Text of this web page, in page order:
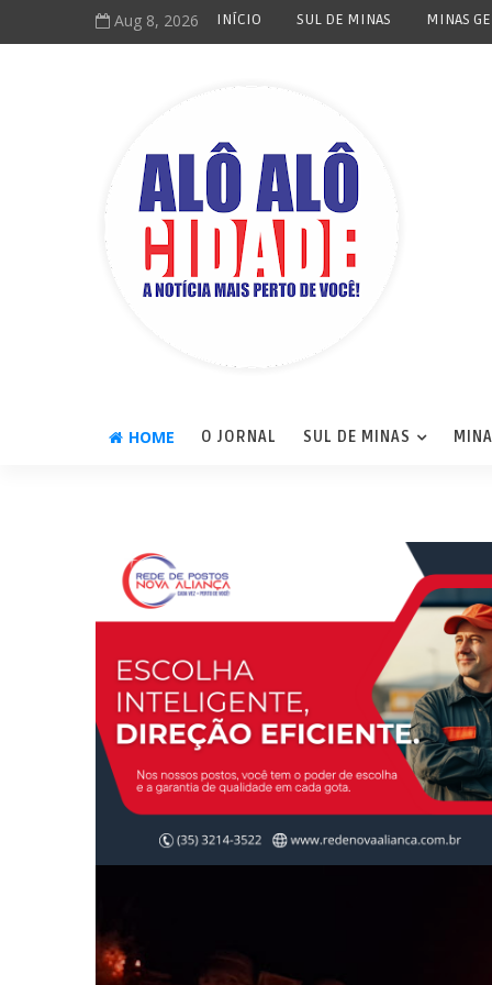
Aug 8, 2026 INÍCIO SUL DE MINAS MINAS
HOME O JORNAL SUL DE MINAS